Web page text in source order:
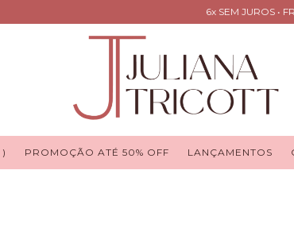
6x SEM JUROS •
PROMOÇÃO ATÉ 50% OFF LANÇAMENTOS